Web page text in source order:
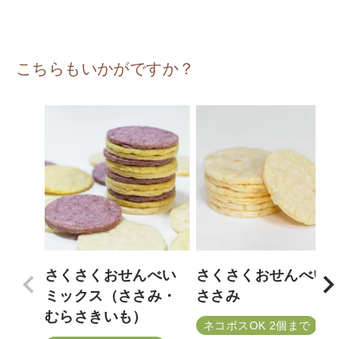
こちらもいかがですか？
さくさくおせんべい
ミックス（ささみ・
むらさきいも）
さくさくおせんべい
ささみ
ネコポスOK 2個まで